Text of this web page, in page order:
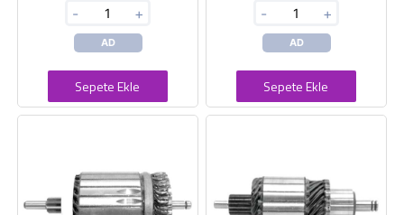
- +
AD
Sepete Ekle
- +
AD
Sepete Ekle